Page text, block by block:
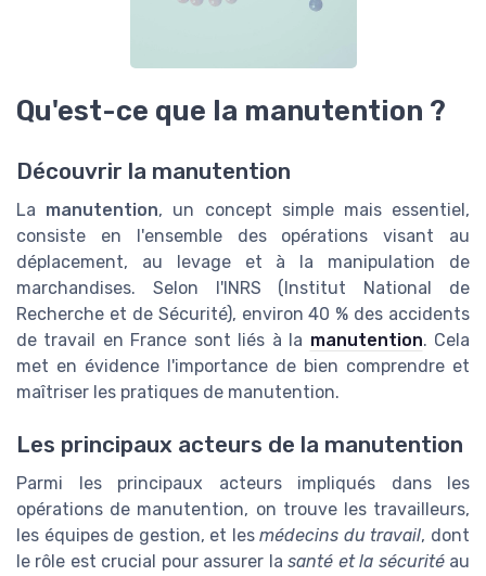
Qu'est-ce que la manutention ?
Découvrir la manutention
La manutention, un concept simple mais essentiel,
consiste en l'ensemble des opérations visant au
déplacement, au levage et à la manipulation de
marchandises. Selon l'INRS (Institut National de
Recherche et de Sécurité), environ 40 % des accidents
de travail en France sont liés à la manutention. Cela
met en évidence l'importance de bien comprendre et
maîtriser les pratiques de manutention.
Les principaux acteurs de la manutention
Parmi les principaux acteurs impliqués dans les
opérations de manutention, on trouve les travailleurs,
les équipes de gestion, et lesmédecins du travail, dont
le rôle est crucial pour assurer lasanté et la sécuritéau